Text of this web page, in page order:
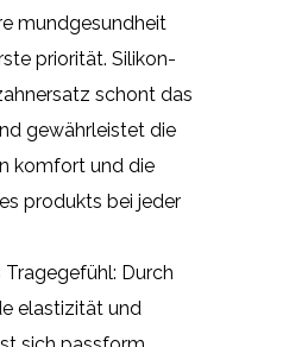
mundgesundheit
priorität. Silikon-
schont das
gewährleistet die
komfort und die
produkts bei jeder
Durch
elastizität und